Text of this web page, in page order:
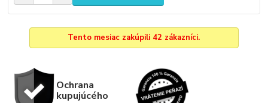
Tento mesiac zakúpili 42 zákazníci.
Ochrana
kupujúcého